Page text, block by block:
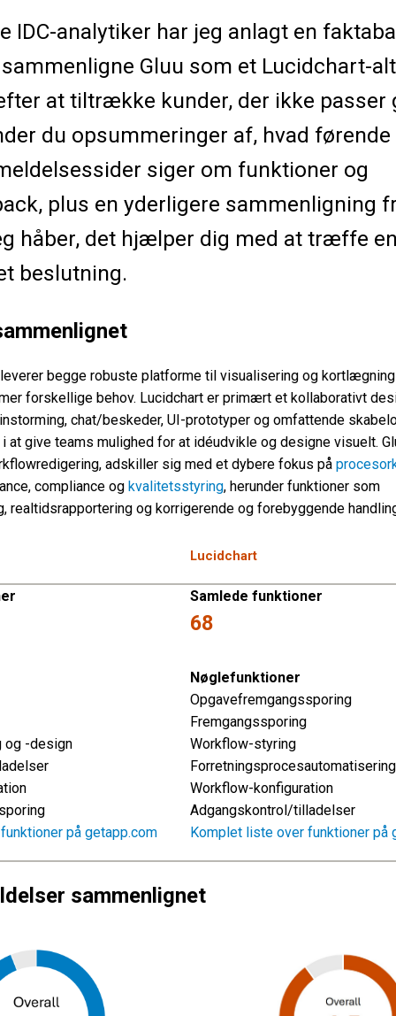
IDC-analytiker har jeg anlagt en
Gluu som et Lucidchart-
at tiltrække kunder, der ikke passer
du opsummeringer af, hvad førende
siger om funktioner og
plus en yderligere sammenligning
håber, det hjælper dig med at træffe
beslutning.
leverer begge robuste platforme til visualisering og
forskellige behov. Lucidchart er primært et kollaborativt
chat/beskeder, UI-prototyper og omfattende
at give teams mulighed for at idéudvikle og designe visuelt.
adskiller sig med et dybere fokus på
compliance og kvalitetsstyring, herunder funktioner som
realtidsrapportering og korrigerende og forebyggende
Lucidchart
og -design
på getapp.com
Samlede funktioner
68
Nøglefunktioner
Opgavefremgangssporing
Fremgangssporing
Workflow-styring
Forretningsprocesautomatisering
Workflow-konfiguration
Adgangskontrol/tilladelser
Komplet liste over funktioner på
sammenlignet